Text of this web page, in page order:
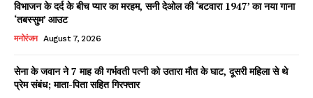
विभाजन के दर्द के बीच प्यार का मरहम, सनी देओल की ‘बटवारा 1947’ का नया गाना
‘तबस्सुम’ आउट
मनोरंजन August 7, 2026
सेना के जवान ने 7 माह की गर्भवती पत्नी को उतारा मौत के घाट, दूसरी महिला से थे
प्रेम संबंध; माता-पिता सहित गिरफ्तार